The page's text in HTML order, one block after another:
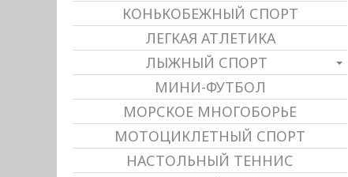
КОНЬКОБЕЖНЫЙ СПОРТ
ЛЕГКАЯ АТЛЕТИКА
ЛЫЖНЫЙ СПОРТ
МИНИ-ФУТБОЛ
МОРСКОЕ МНОГОБОРЬЕ
МОТОЦИКЛЕТНЫЙ СПОРТ
НАСТОЛЬНЫЙ ТЕННИС